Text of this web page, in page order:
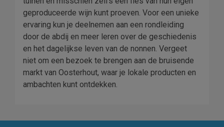
geproduceerde wijn kunt proeven. Voor een unieke
ervaring kun je deelnemen aan een rondleiding
door de abdij en meer leren over de geschiedenis
en het dagelijkse leven van de nonnen. Vergeet
niet om een bezoek te brengen aan de bruisende
markt van Oosterhout, waar je lokale producten en
ambachten kunt ontdekken.